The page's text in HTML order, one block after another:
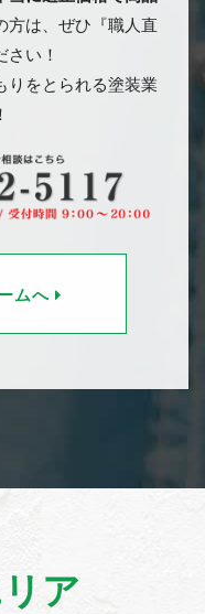
方は、ぜひ『職人直
い！
りをとられる塗装業
ムへ
ア